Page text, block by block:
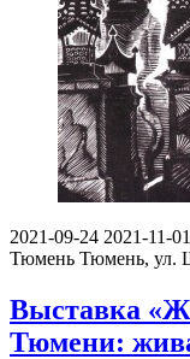
2021-09-24 2021-11-01
Тюмень Тюмень, ул.
Выставка
Тюмени: